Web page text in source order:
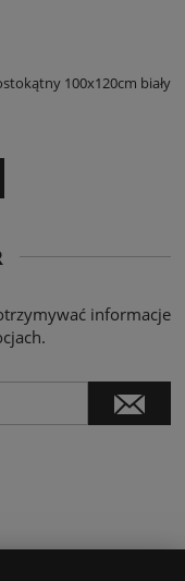
100x120cm biały
informacje